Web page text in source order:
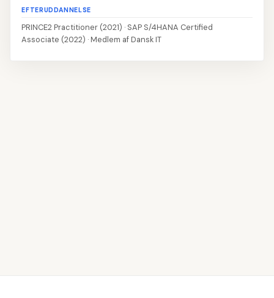
EFTERUDDANNELSE
PRINCE2 Practitioner (2021) · SAP S/4HANA Certified
Associate (2022) · Medlem af Dansk IT